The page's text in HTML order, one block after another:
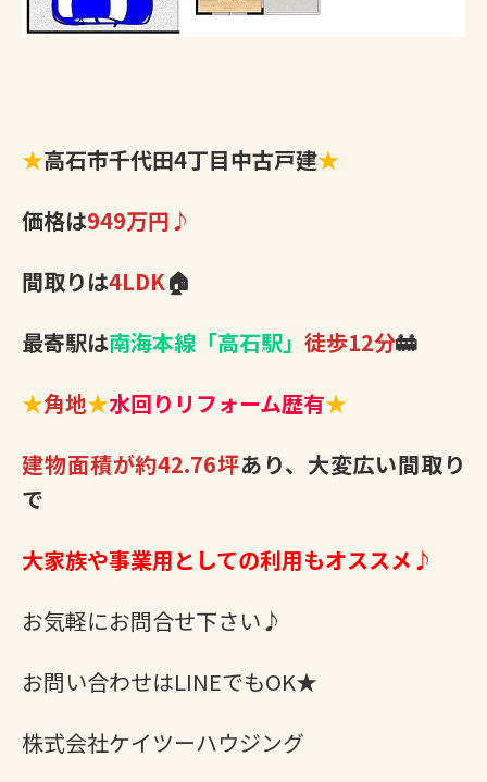
★高石市千代田4丁目中古戸建★
価格は949万円♪
間取りは4LDK🏠
最寄駅は南海本線「高石駅」 徒歩12分🚋
★角地★水回りリフォーム歴有★
建物面積が約42.76坪あり、大変広い間取り
で
大家族や事業用としての利用もオススメ♪
お気軽にお問合せ下さい♪
お問い合わせはLINEでもOK★
株式会社ケイツーハウジング